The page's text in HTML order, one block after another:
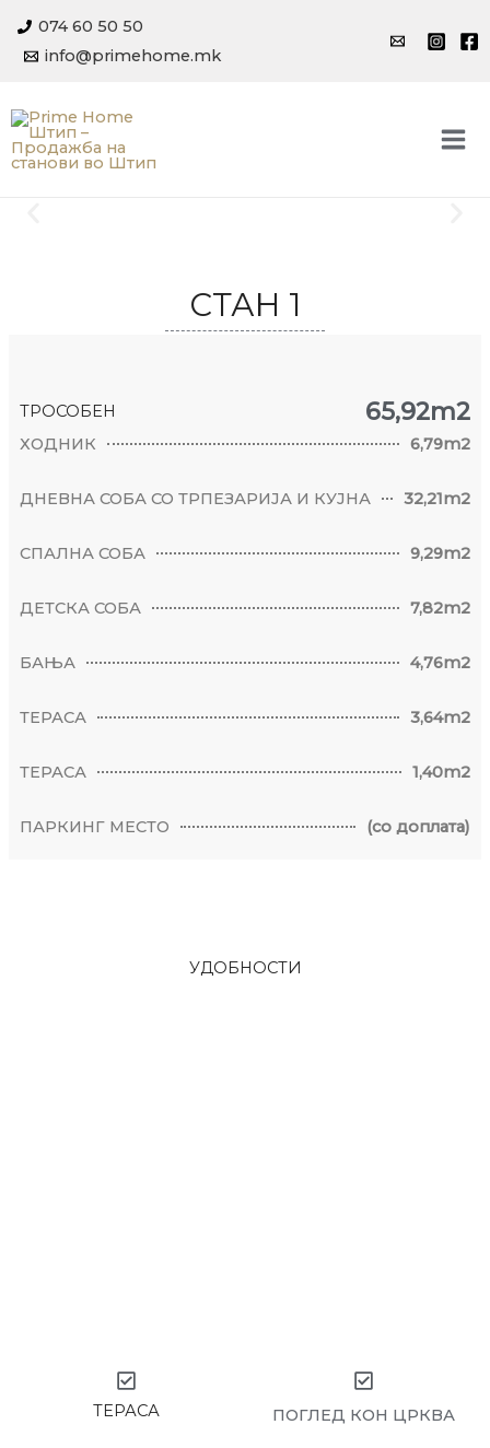
074 60 50 50
info@primehome.mk
СТАН 1
ТРОСОБЕН 65,92m2
ХОДНИК 6,79m2
ДНЕВНА СОБА СО ТРПЕЗАРИЈА И КУЈНА 32,21m2
СПАЛНА СОБА 9,29m2
ДЕТСКА СОБА 7,82m2
БАЊА 4,76m2
ТЕРАСА 3,64m2
ТЕРАСА 1,40m2
ПАРКИНГ МЕСТО (со доплата)
УДОБНОСТИ
ПОГЛЕД КОН ЦРКВА
ТЕРАСА